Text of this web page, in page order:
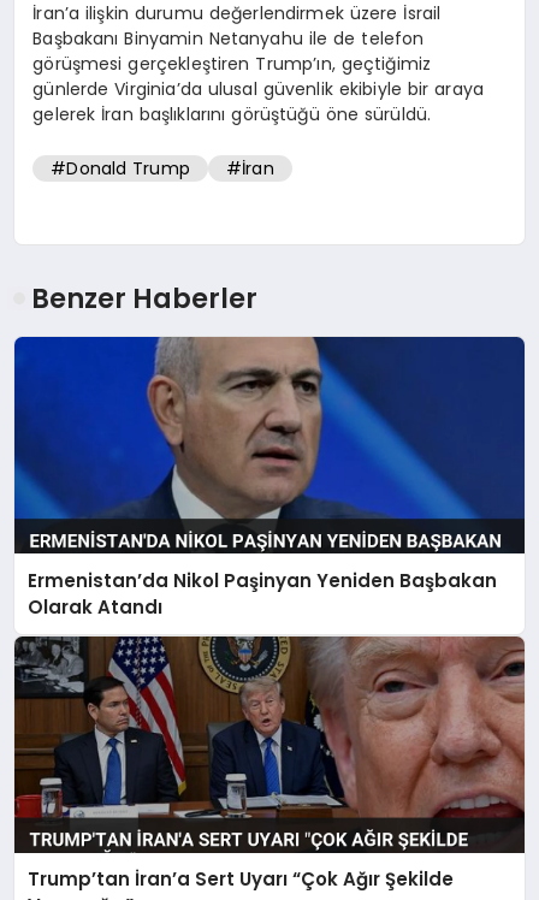
İran’a ilişkin durumu değerlendirmek üzere İsrail
Başbakanı Binyamin Netanyahu ile de telefon
görüşmesi gerçekleştiren Trump’ın, geçtiğimiz
günlerde Virginia’da ulusal güvenlik ekibiyle bir araya
gelerek İran başlıklarını görüştüğü öne sürüldü.
#Donald Trump #İran
Benzer Haberler
Ermenistan’da Nikol Paşinyan Yeniden Başbakan
Olarak Atandı
Trump’tan İran’a Sert Uyarı “Çok Ağır Şekilde